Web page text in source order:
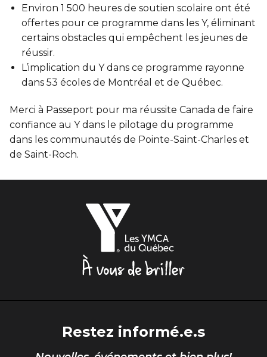
Environ 1 500 heures de soutien scolaire ont été
offertes pour ce programme dans les Y, éliminant
certains obstacles qui empêchent les jeunes de
réussir.
L’implication du Y dans ce programme rayonne
dans 53 écoles de Montréal et de Québec.
Merci à Passeport pour ma réussite Canada de faire
confiance au Y dans le pilotage du programme
dans les communautés de Pointe-Saint-Charles et
de Saint-Roch.
Restez informé.e.s